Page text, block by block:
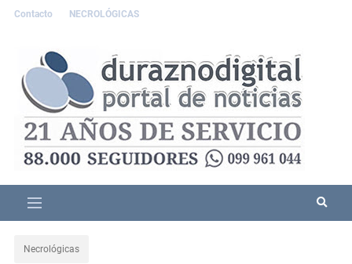
Contacto NECROLÓGICAS
Necrológicas